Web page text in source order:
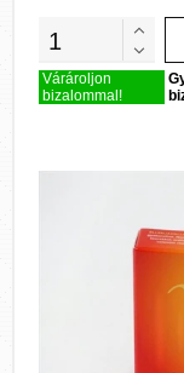
Várároljon
bizalommal!